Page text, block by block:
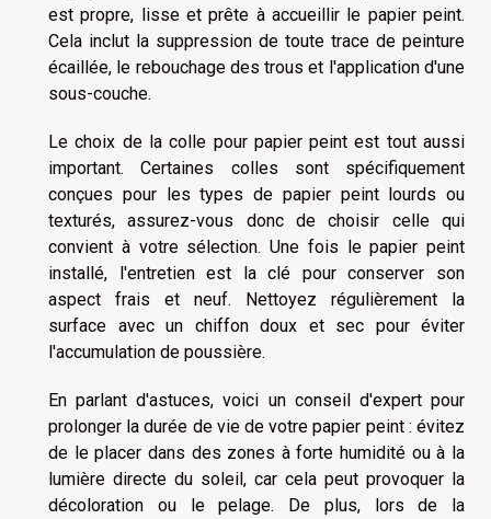
est propre, lisse et prête à accueillir le papier peint.
Cela inclut la suppression de toute trace de peinture
écaillée, le rebouchage des trous et l'application d'une
sous-couche.
Le choix de la colle pour papier peint est tout aussi
important. Certaines colles sont spécifiquement
conçues pour les types de papier peint lourds ou
texturés, assurez-vous donc de choisir celle qui
convient à votre sélection. Une fois le papier peint
installé, l'entretien est la clé pour conserver son
aspect frais et neuf. Nettoyez régulièrement la
surface avec un chiffon doux et sec pour éviter
l'accumulation de poussière.
En parlant d'astuces, voici un conseil d'expert pour
prolonger la durée de vie de votre papier peint : évitez
de le placer dans des zones à forte humidité ou à la
lumière directe du soleil, car cela peut provoquer la
décoloration ou le pelage. De plus, lors de la